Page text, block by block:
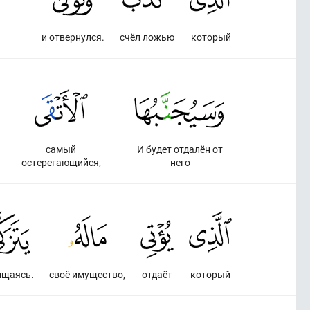
который
счёл ложью
и отвернулся.
И будет отдалён от
него
самый
остерегающийся,
который
отдаёт
своё имущество,